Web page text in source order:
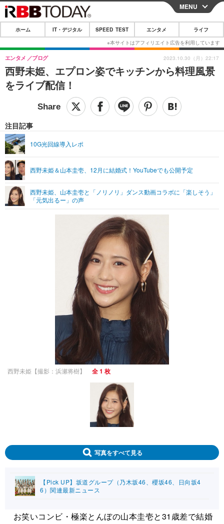
CLOSE
ホーム
IT・デジタル
IT・デジタルTOP スマートフォン
ショッピング その他
SPEED TEST
エンタメTOP 映画・ドラマ
グラビア ブログ
ショッピング その他
ライフTOP
リリース一覧
プッシュ通知の停止方法
MENU
ホーム IT・デジタル SPEED TEST エンタメ ライフ
西野未姫、エプロン姿でキッチンから料理風景
をライブ配信！
エンタメ ブログ
注目記事
10G光回線導入レポ
西野未姫＆山本圭壱、12月に結婚式！YouTubeでも公開予定
西野未姫、山本圭壱と「ノリノリ」ダンス動画コラボに「楽しそう」
「元気出るー」の声
2023.10.30（月）22:17
西野未姫【撮影：浜瀬将樹】 全 1 枚
写真をすべて見る
【Pick UP】坂道グループ（乃木坂46、櫻坂46、日向坂4
6）関連最新ニュース
お笑いコンビ・極楽とんぼの山本圭壱と31歳差で結婚